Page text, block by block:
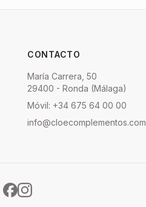
CONTACTO
María Carrera, 50
29400 - Ronda (Málaga)
Móvil: +34 675 64 00 00
info@cloecomplementos.com